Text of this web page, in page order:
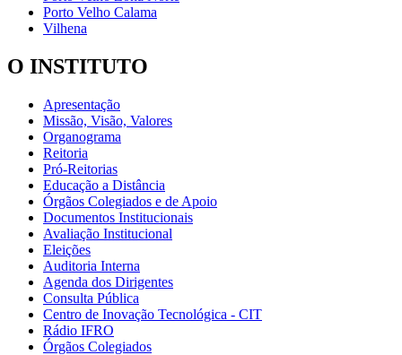
Porto Velho Calama
Vilhena
O INSTITUTO
Apresentação
Missão, Visão, Valores
Organograma
Reitoria
Pró-Reitorias
Educação a Distância
Órgãos Colegiados e de Apoio
Documentos Institucionais
Avaliação Institucional
Eleições
Auditoria Interna
Agenda dos Dirigentes
Consulta Pública
Centro de Inovação Tecnológica - CIT
Rádio IFRO
Órgãos Colegiados